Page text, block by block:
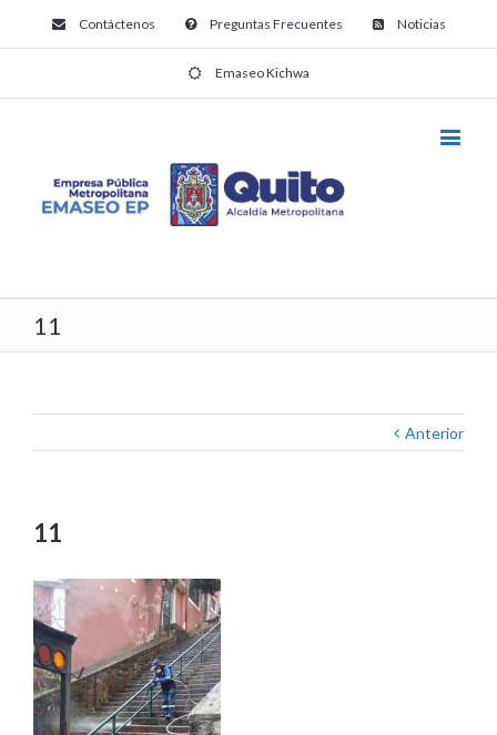
Contáctenos Preguntas Frecuentes Noticias
Emaseo Kichwa
11
Anterior
11